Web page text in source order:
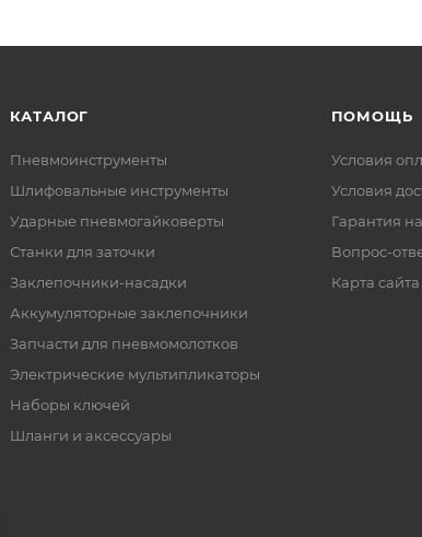
КАТАЛОГ
Пневмоинструменты
Шлифовальные инструменты
Ударные пневмогайковерты
Станки для заточки
Заклепочники-насадки
Аккумуляторные заклепочники
Запчасти для пневмомолотков
Электрические мультипликаторы
Наборы ключей
Шланги и аксессуары
ПОМОЩЬ
Условия
Условия
Гарантия
Вопрос-
Карта сайта